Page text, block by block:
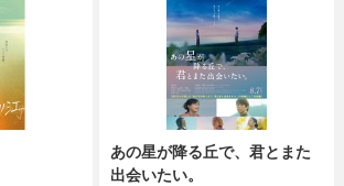
あの星が降る丘で、君とまた
出会いたい。